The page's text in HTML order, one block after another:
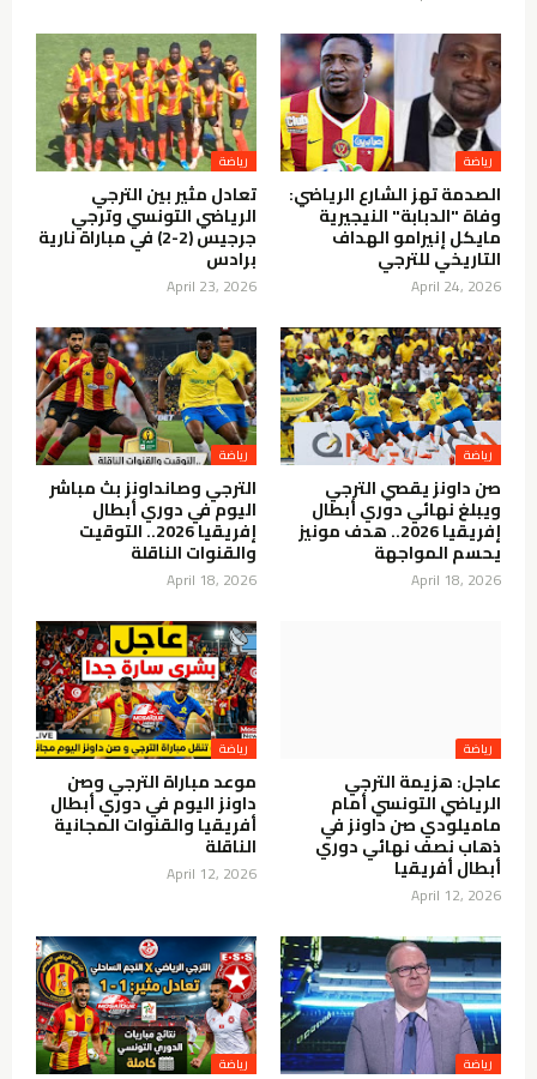
الصدمة تهز الشارع الرياضي:
وفاة "الدبابة" النيجيرية
مايكل إنيرامو الهداف
التاريخي للترجي
April 24, 2026
تعادل مثير بين الترجي
الرياضي التونسي وترجي
جرجيس (2-2) في مباراة نارية
برادس
April 23, 2026
صن داونز يقصي الترجي
ويبلغ نهائي دوري أبطال
إفريقيا 2026.. هدف مونيز
يحسم المواجهة
April 18, 2026
الترجي وصانداونز بث مباشر
اليوم في دوري أبطال
إفريقيا 2026.. التوقيت
والقنوات الناقلة
April 18, 2026
عاجل: هزيمة الترجي
الرياضي التونسي أمام
ماميلودي صن داونز في
ذهاب نصف نهائي دوري
أبطال أفريقيا
April 12, 2026
موعد مباراة الترجي وصن
داونز اليوم في دوري أبطال
أفريقيا والقنوات المجانية
الناقلة
April 12, 2026